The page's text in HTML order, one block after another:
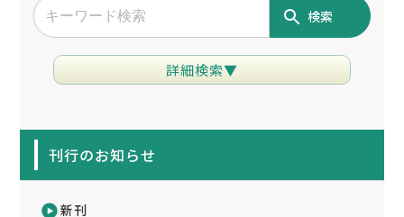
検索
詳細検索▼
刊行のお知らせ
新刊